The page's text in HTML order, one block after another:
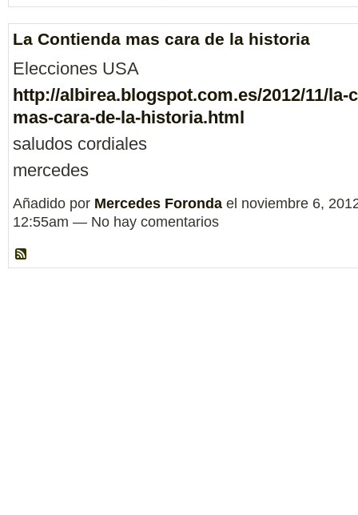
La Contienda mas cara de la historia
Elecciones USA
http://albirea.blogspot.com.es/2012/11/la-
mas-cara-de-la-historia.html
saludos cordiales
mercedes
Añadido por Mercedes Foronda el noviembre 6,
12:55am — No hay comentarios